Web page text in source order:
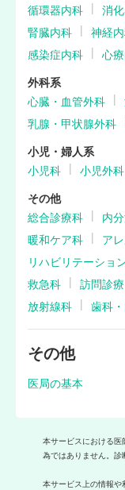
循環器内科
消
腎臓内科
神経
感染症内科
心
外科系
心臓・血管外科
乳腺・甲状腺外科
小児・婦人系
小児科
小児外科
その他
総合診療科
内
暖和ケア科
ア
リハビリテーショ
救急科
訪問診
放射線科
歯科
その他
医局の基本
本サービスにおける
為ではありません。診
本サービス上の情報